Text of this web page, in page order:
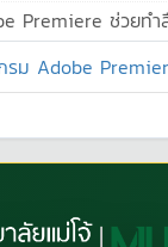
Premiere ช่วยทำ
รม Adobe